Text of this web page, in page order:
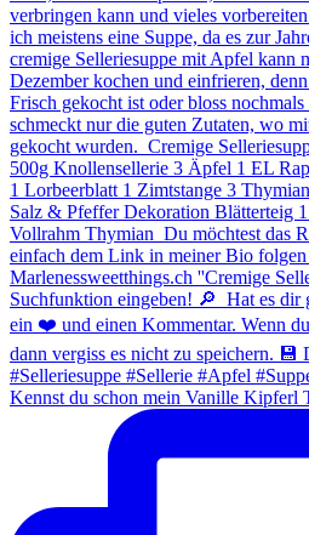
Kennst du schon mein Vanille Kipferl